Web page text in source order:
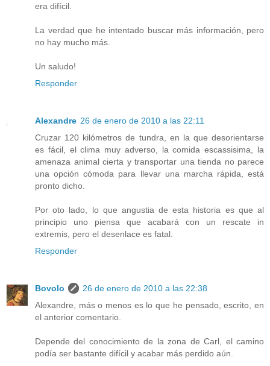
era difícil.
La verdad que he intentado buscar más información, pero
no hay mucho más.
Un saludo!
Responder
Alexandre 26 de enero de 2010 a las 22:11
Cruzar 120 kilómetros de tundra, en la que desorientarse
es fácil, el clima muy adverso, la comida escassisima, la
amenaza animal cierta y transportar una tienda no parece
una opción cómoda para llevar una marcha rápida, está
pronto dicho.
Por oto lado, lo que angustia de esta historia es que al
principio uno piensa que acabará con un rescate in
extremis, pero el desenlace es fatal.
Responder
Bovolo
26 de enero de 2010 a las 22:38
Alexandre, más o menos es lo que he pensado, escrito, en
el anterior comentario.
Depende del conocimiento de la zona de Carl, el camino
podía ser bastante difícil y acabar más perdido aún.